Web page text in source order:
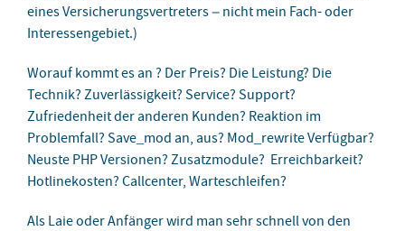
eines Versicherungsvertreters – nicht mein Fach- oder
Interessengebiet.)
Worauf kommt es an ? Der Preis? Die Leistung? Die
Technik? Zuverlässigkeit? Service? Support?
Zufriedenheit der anderen Kunden? Reaktion im
Problemfall? Save_mod an, aus? Mod_rewrite Verfügbar?
Neuste PHP Versionen? Zusatzmodule? Erreichbarkeit?
Hotlinekosten? Callcenter, Warteschleifen?
Als Laie oder Anfänger wird man sehr schnell von den